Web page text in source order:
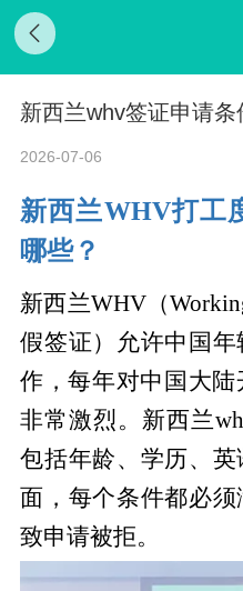
新西兰whv签证申请条
2026-07-06
新西兰WHV打工
哪些？
新西兰WHV（
假签证）允许中国
作，每年对中国大
非常激烈。新西兰
包括年龄、学历、
面，每个条件都必
致申请被拒。